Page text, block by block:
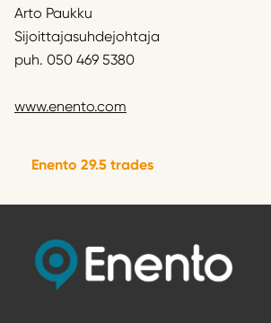
Arto Paukku
Sijoittajasuhdejohtaja
puh. 050 469 5380
www.enento.com
Enento 29.5 trades